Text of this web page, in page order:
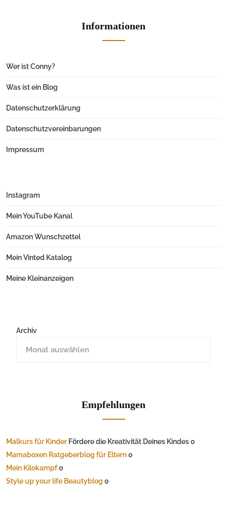
Informationen
Wer ist Conny?
Was ist ein Blog
Datenschutzerklärung
Datenschutzvereinbarungen
Impressum
Instagram
Mein YouTube Kanal
Amazon Wunschzettel
Mein Vinted Katalog
Meine Kleinanzeigen
Archiv
Empfehlungen
Malkurs für Kinder Fördere die Kreativität Deines Kindes 0
Mamaboxen Ratgeberblog für Eltern0
Mein Kilokampf0
Style up your life Beautyblog 0